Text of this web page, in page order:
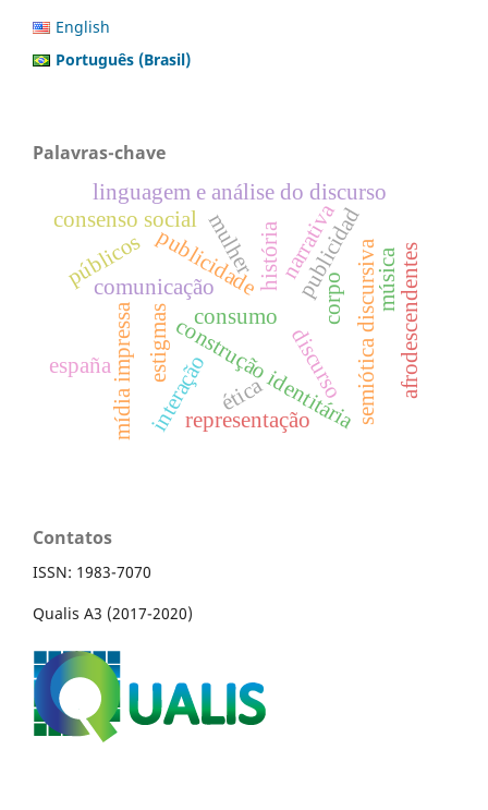
English
Português (Brasil)
Palavras-chave
comunicação
consumo
história narrativa
corpo
construção identitáriasemiótica discursiva
interação
mídia impressa discurso
publicidade
representação
ética
mulher
linguagem e análise do discurso
publicidad
españa
música
públicos afrodescendentes
estigmas
consenso social
Contatos
ISSN: 1983-7070
Qualis A3 (2017-2020)